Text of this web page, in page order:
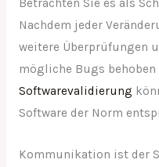
Betrachten Sie es als
Nachdem jeder
weitere Überprüfungen
mögliche Bugs behoben
Softwarevalidierung
Software der Norm
Kommunikation ist der